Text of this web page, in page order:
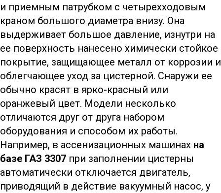
и приемным патрубком с четырехходовым
краном большого диаметра внизу. Она
выдерживает большое давление, изнутри на
ее поверхность нанесено химически стойкое
покрытие, защищающее металл от коррозии и
облегчающее уход за цистерной. Снаружи ее
обычно красят в ярко-красный или
оранжевый цвет. Модели несколько
отличаются друг от друга набором
оборудования и способом их работы.
Например, в ассенизационных машинах на
базе ГАЗ 3307 при заполнении цистерны
автоматически отключается двигатель,
приводящий в действие вакуумный насос, у